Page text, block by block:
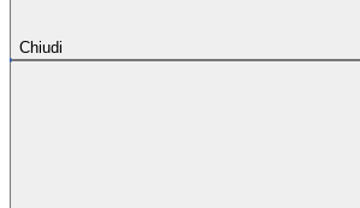
Chiudi